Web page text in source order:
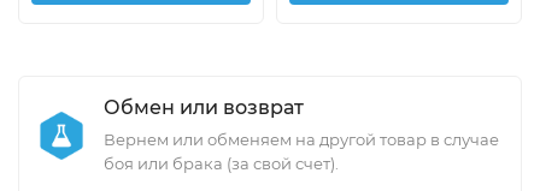
Обмен или возврат
Вернем или обменяем на другой товар в случае
боя или брака (за свой счет).